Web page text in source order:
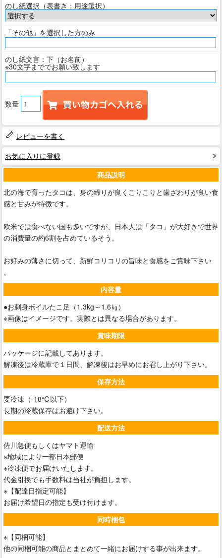
のし紙選択（表書き：用途選択）
「その他」を選択した方のみ
のし紙文言：下（お名前）
※30文字まででお願い致します
数量
レビューを書く
お気に入りに登録
商品説明
北の海で育ったタコは、身の締りが良くこりこりと歯ざわりが良い食
感と甘みが特徴です。
欧米では食べない国も多いですが、日本人は「タコ」が大好きで世界
の消費量の約6割を占めているそう。
お好みの薄さに切って、新鮮コリコリの旨味と食感をご賞味下さい
。
内容量
●お刺身ボイルたこ足（1.3kg～1.6㎏）
※画像はイメージです。実際とは異なる場合があります。
賞味期限
パッケージに記載してあります。
解凍後は冷蔵庫で１日間、解凍後はお早めにお召し上がり下さい。
保存方法
要冷凍（-18℃以下）
長期の冷蔵保存はお避け下さい。
配送方法
佐川急便もしくはヤマト運輸
※地域により一部日本郵便
※冷凍便でお届けいたします。
代金引換でも手数料は当社が負担します。
※【配達日指定可能】
お届け希望日の指定も受け付けます。
同時梱包
※【同梱可能】
他の同梱可能の商品とまとめて一緒にお届けする事が出来ます。